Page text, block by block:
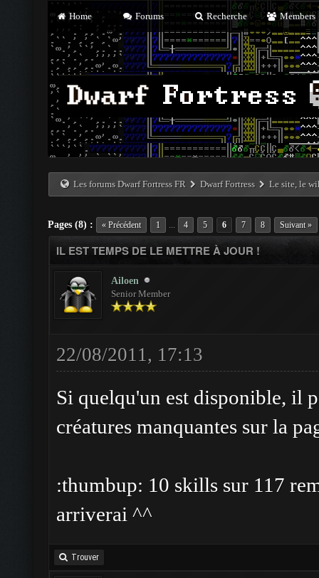
Home Forums Recherche Members
Les forums Dwarf Fortress FR Dwarf Fortress Le site, le
Pages (8) : « Précédent 1 ... 4 5 6 7 8 Suivant »
IL EST TEMPS DE LE METTRE À JOUR !
Ailoen
Senior Member
22/08/2011, 17:13
Si quelqu'un est disponible, il
créatures manquantes sur la
:thumbup: 10 skills sur 117
arriverai ^^
Trouver